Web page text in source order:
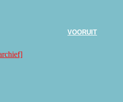
VOORUIT